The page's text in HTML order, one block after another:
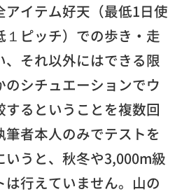
アイテム好天（最低1日使
１ピッチ）での歩き・走
、それ以外にはできる限
のシチュエーションでウ
するということを複数回
者本人のみでテストを
いうと、秋冬や3,000m級
行えていません。山の